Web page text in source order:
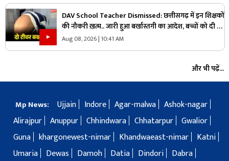
DAV School Teacher Dismissed: छत्तीसगढ़ में इन शिक्षकों
की नौकरी ख़त्म.. जारी हुआ बर्खास्तगी का आदेश, बच्चों को दी थी
ये तालिबानी सजा
Aug 08, 2026 | 10:41 AM
और भी पढ़ें...
Mp News: Ujjain Indore Agar-malwa Ashok-nagar
Alirajpur Anuppur Chhindwara Chhatarpur Gwalior
Guna khargonewest-nimar Khandwaeast-nimar
Katni
Umaria
Dewas Damoh Datia Dindori
Dabra